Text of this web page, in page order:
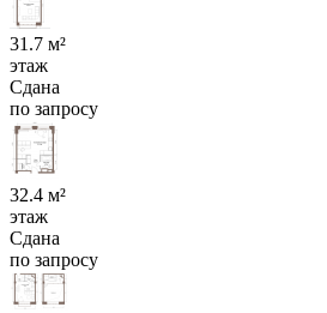
31.7 м²
этаж
Сдана
по запросу
32.4 м²
этаж
Сдана
по запросу